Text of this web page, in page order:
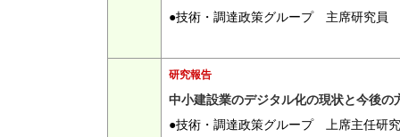
●技術・調達政策グループ 主席研究
研究報告
中小建設業のデジタル化の現状と今後の
●技術・調達政策グループ 上席主任